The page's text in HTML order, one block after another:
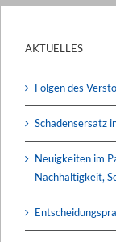
AKTUELLES
Folgen des
Schadensersatz
Neuigkeiten im
Nachhaltigkeit,